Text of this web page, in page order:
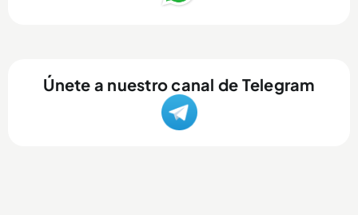
Únete a nuestro canal de Telegram